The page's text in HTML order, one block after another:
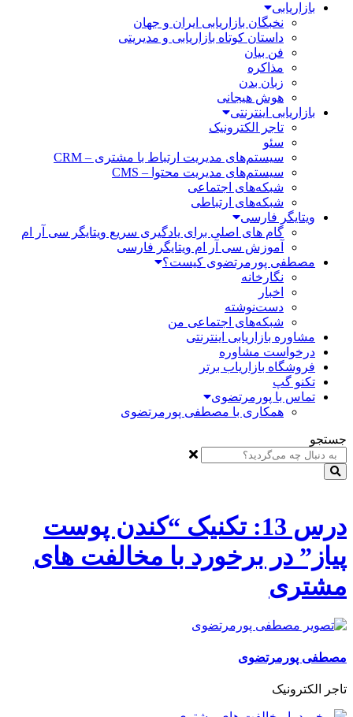
بازاریابی
نخبگان بازاریابی ایران و جهان
داستان کوتاه بازاریابی و مدیریتی
فن بیان
مذاکره
زبان بدن
هوش هیجانی
بازاریابی اینترنتی
تاجر الکترونیک
سئو
سیستم‌های مدیریت ارتباط با مشتری – CRM
سیستم‌های مدیریت محتوا – CMS
شبکه‌های اجتماعی
شبکه‌های ارتباطی
ویتایگر فارسی
گام های اصلی برای یادگیری سریع ویتایگر سی آر ام
آموزش سی آر ام ویتایگر فارسی
مصطفی پورمرتضوی کیست؟
نگارخانه
اخبار
دست‌نوشته
شبکه‌های اجتماعی من
مشاوره بازاریابی اینترنتی
درخواست مشاوره
فروشگاه بازاریاب برتر
تکنو گپ
تماس با پورمرتضوی
همکاری با مصطفی پورمرتضوی
جستجو
درس 13: تکنیک “کندن پوست
پیاز” در برخورد با مخالفت های
مشتری
مصطفی پورمرتضوی
تاجر الکترونیک